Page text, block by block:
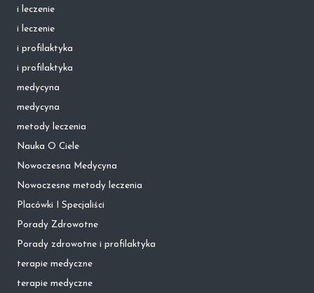
i leczenie
i leczenie
i profilaktyka
i profilaktyka
medycyna
medycyna
metody leczenia
Nauka O Ciele
Nowoczesna Medycyna
Nowoczesne metody leczenia
Placówki I Specjaliści
Porady Zdrowotne
Porady zdrowotne i profilaktyka
terapie medyczne
terapie medyczne